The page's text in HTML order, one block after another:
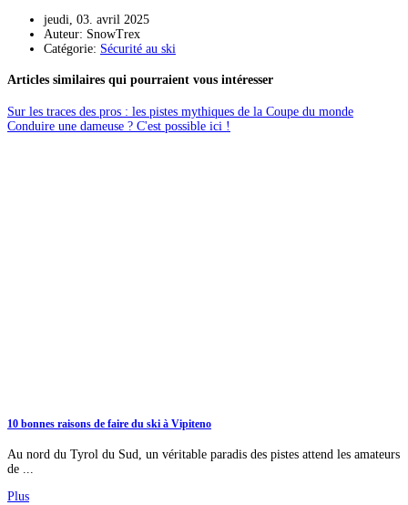
jeudi, 03. avril 2025
Auteur: SnowTrex
Catégorie: Sécurité au ski
Articles similaires qui pourraient vous intéresser
Sur les traces des pros : les pistes mythiques de la Coupe du monde
Conduire une dameuse ? C'est possible ici !
10 bonnes raisons de faire du ski à Vipiteno
Au nord du Tyrol du Sud, un véritable paradis des pistes attend les amateurs
de ...
Plus